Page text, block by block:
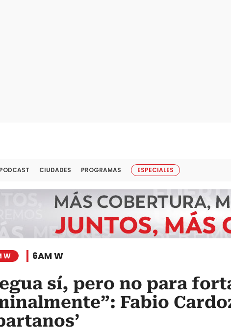
PODCAST CIUDADES PROGRAMAS ESPECIALES
W 6AM W
sí, pero no para
Fabio